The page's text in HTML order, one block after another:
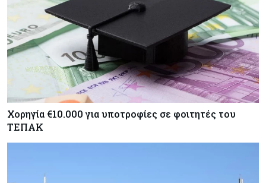
Χορηγία €10.000 για υποτροφίες σε φοιτητές του
ΤΕΠΑΚ